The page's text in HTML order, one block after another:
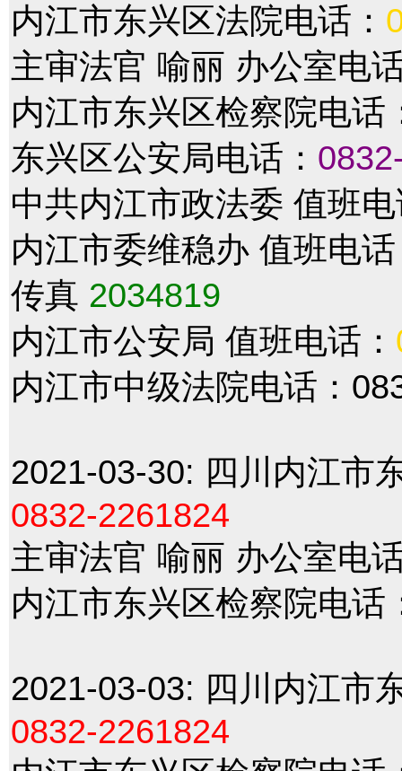
内江市东兴区法院电话：
主审法官 喻丽 办公室电
内江市东兴区检察院电话
东兴区公安局电话：
中共内江市政法委 值班
内江市委维稳办 值班电
传真 2034819
内江市公安局 值班电话：
内江市中级法院电话：
2021-03-30: 四川内江市
0832-2261824
主审法官 喻丽 办公室电
内江市东兴区检察院电
2021-03-03: 四川内江市
0832-2261824